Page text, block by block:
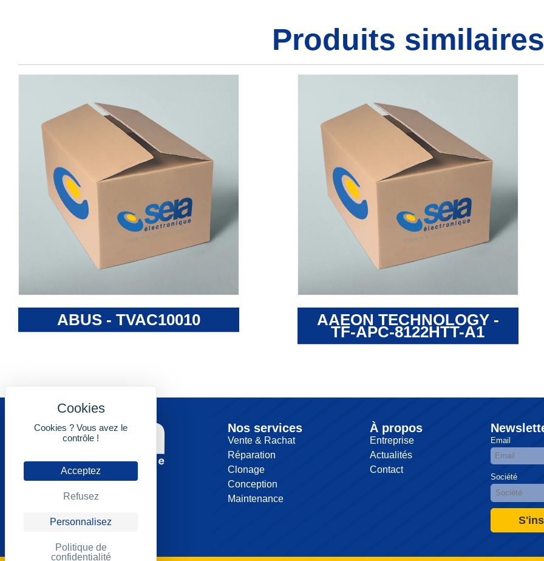
Cookies ? Vous avez le
contrôle !
Acceptez
Refusez
Personnalisez
Politique de
confidentialité
Produits similaires
ABUS - TVAC10010 AAEON TECHNOLOGY -
TF-APC-8122HTT-A1
Nos services
Vente & Rachat
Réparation
Clonage
Conception
Maintenance
À propos
Entreprise
Actualités
Contact
Email
Société